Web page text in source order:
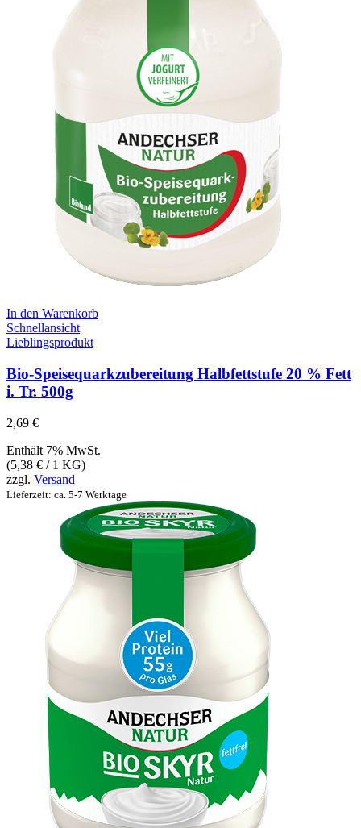
In den Warenkorb
Schnellansicht
Lieblingsprodukt
Bio-Speisequarkzubereitung Halbfettstufe 20 % Fett
i. Tr. 500g
2,69 €
Enthält 7% MwSt.
(5,38 € / 1 KG)
zzgl. Versand
Lieferzeit: ca. 5-7 Werktage